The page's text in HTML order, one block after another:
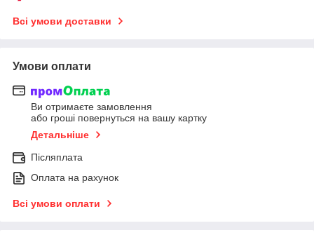
Всі умови доставки
Умови оплати
Ви отримаєте замовлення
або гроші повернуться на вашу картку
Детальніше
Післяплата
Оплата на рахунок
Всі умови оплати